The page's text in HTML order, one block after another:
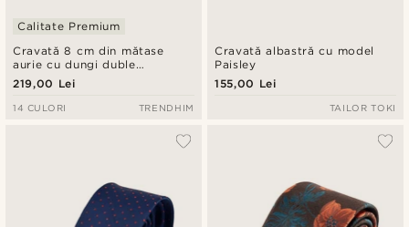
Cravată 8 cm din mătase
aurie cu dungi duble
bleumarin
Calitate Premium
219,00 Lei
14 CULORI TRENDHIM
Cravată albastră cu model
Paisley
155,00 Lei
TAILOR TOKI